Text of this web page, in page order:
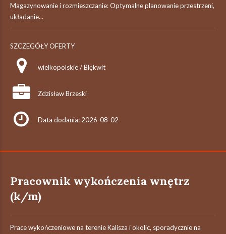
Magazynowanie i rozmieszczanie: Optymalne planowanie przestrzeni,
układanie...
SZCZEGÓŁY OFERTY
wielkopolskie / Blękwit
Zdzisław Brzeski
Data dodania: 2026-08-02
Pracownik wykończenia wnętrz
(k/m)
Prace wykończeniowe na terenie Kalisza i okolic, sporadycznie na